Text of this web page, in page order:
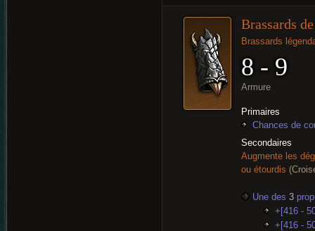
Brassards
Brassards
8 - 9
Armure
Primaires
Chances de
Secondaires
Augmente les
ou étourdis
Une des 3
+[416 -
+[416 -